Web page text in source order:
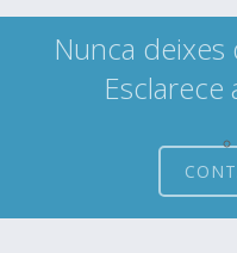
Nunca
Esclarece